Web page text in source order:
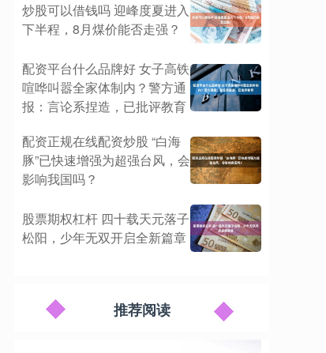
炒股可以借钱吗 迎峰度夏进入
下半程，8月煤价能否走强？
配资平台什么品牌好 女子高铁
喧哗叫嚣全家体制内？警方通
报：言论系捏造，已批评教育
配资正规在线配资炒股 “白海
豚”已快速增强为超强台风，会
影响我国吗？
股票期权杠杆 四十载天元落子
松阳，少年无双开启全新篇章
推荐阅读